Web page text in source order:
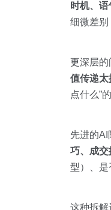
时机、
细微差别
更深层的
值传递太
点什么”
先进的AI
巧、成交
型）、是
这种拆解